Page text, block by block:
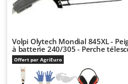
Volpi Olytech Mondial 845XL -
à batterie 240/305 - Perche
Offert par AgriEuro